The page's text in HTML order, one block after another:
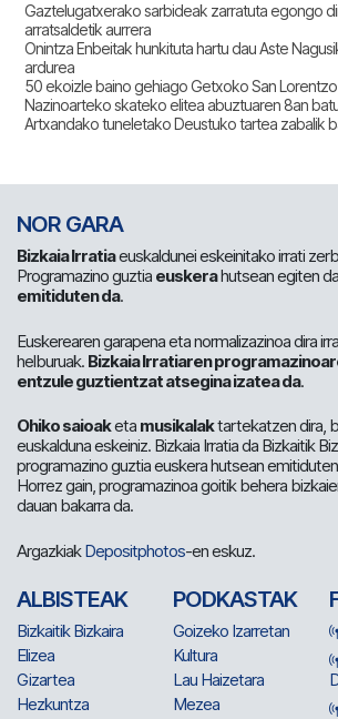
Gaztelugatxerako sarbideak zarratuta egongo
arratsaldetik aurrera
Onintza Enbeitak hunkituta hartu dau Aste
ardurea
50 ekoizle baino gehiago Getxoko San
Nazinoarteko skateko elitea abuztuaren 8an
Artxandako tuneletako Deustuko tartea zabalik
NOR GARA
Bizkaia Irratiaeuskaldunei eskeinitako irrati
Programazino guztia euskerahutsean egiten
emitiduten da.
Euskerearen garapena eta normalizazinoa dira
helburuak. Bizkaia Irratiaren
entzule guztientzat atsegina izatea da.
Ohiko saioaketa musikalaktartekatzen dira,
euskalduna eskeiniz. Bizkaia Irratia da Bizkaitik
programazino guztia euskera hutsean
Horrez gain, programazinoa goitik behera
dauan bakarra da.
ArgazkiakDepositphotos-en eskuz.
ALBISTEAK
Bizkaitik Bizkaira
Elizea
Gizartea
Hezkuntza
PODKASTAK
Goizeko Izarretan
Kultura
Lau Haizetara
Mezea